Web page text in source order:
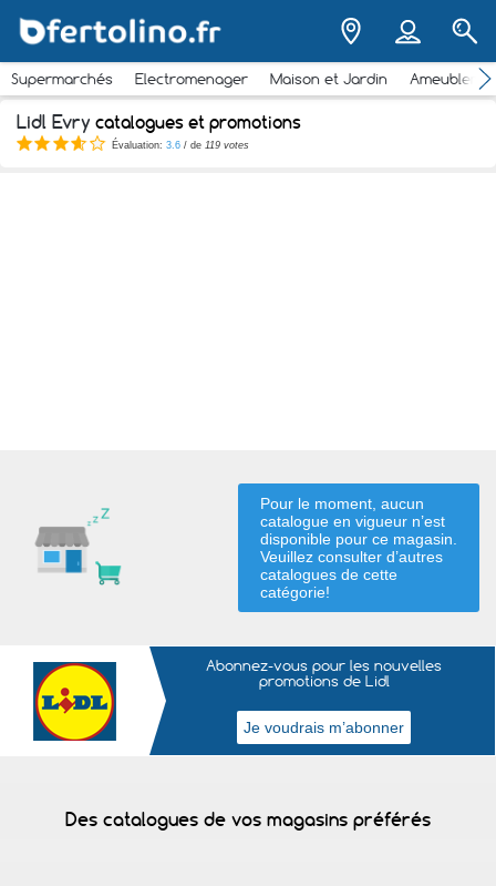
Supermarchés Electromenager Maison et Jardin
Lidl Evry catalogues et promotions
Évaluation: 3.6 / de 119 votes
Pour le moment, aucun
catalogue en vigueur n’est
disponible pour ce magasin.
Veuillez consulter d’autres
catalogues de cette
catégorie!
Abonnez-vous pour les nouvelles
promotions de Lidl
Des catalogues de vos magasins préférés